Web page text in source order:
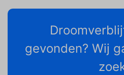
gevonden? Wij